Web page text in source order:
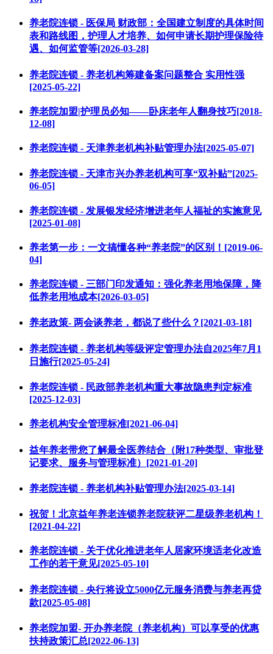
养老院连锁 - 医保局 财政部：全国建立制度的具体时间
表和路线图，护理人才培养、如何申请长期护理保险待
遇、如何监管等[2026-03-28]
养老院连锁 - 养老机构筹建备案问题整合 实用性强
[2025-05-22]
养老院加盟|护理员必知——卧床老年人翻身技巧[2018-
12-08]
养老院连锁 - 天津养老机构补贴管理办法[2025-05-07]
养老院连锁 - 天津市兴办养老机构可享“双补贴”[2025-
06-05]
养老院连锁 - 发展银发经济增进老年人福祉的实施意见
[2025-01-08]
养老第一步：一文搞懂各种“养老院”的区别！[2019-06-
04]
养老院连锁 - 三部门印发通知：强化养老用地保障，降
低养老用地成本[2026-03-05]
养老政策- 两会谈养老，都说了些什么？[2021-03-18]
养老院连锁 - 养老机构等级评定管理办法自2025年7月1
日施行[2025-05-24]
养老院连锁 - 民政部养老机构重大事故隐患判定标准
[2025-12-03]
养老机构安全管理标准[2021-06-04]
益年养老带您了解最全医养结合（附17种类型、审批登
记要求、服务与管理标准）[2021-01-20]
养老院连锁 - 养老机构补贴管理办法[2025-03-14]
祝贺！北京益年养老连锁养老院获评二星级养老机构！
[2021-04-22]
养老院连锁 - 关于优化推进老年人居家环境适老化改造
工作的若干意见[2025-05-10]
养老院连锁 - 央行将设立5000亿元服务消费与养老再贷
款[2025-05-08]
养老院加盟- 开办养老院（养老机构）可以享受的优惠
扶持政策汇总[2022-06-13]